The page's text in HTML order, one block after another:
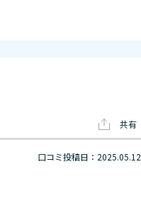
共有
口コミ投稿日：2025.05.12